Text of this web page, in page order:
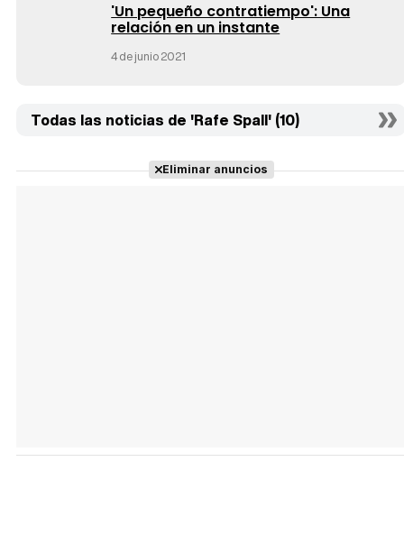
'Un pequeño contratiempo': Una
relación en un instante
4 de junio 2021
Todas las noticias de 'Rafe Spall' (10)
Eliminar anuncios